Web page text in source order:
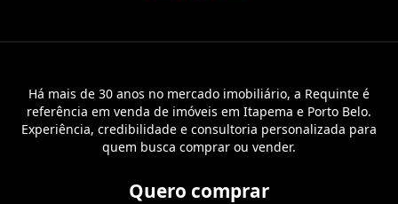
Há mais de 30 anos no mercado imobiliário, a Requinte é
referência em venda de imóveis em Itapema e Porto Belo.
Experiência, credibilidade e consultoria personalizada para
quem busca comprar ou vender.
Quero comprar